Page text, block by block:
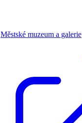
Městské muzeum a galerie